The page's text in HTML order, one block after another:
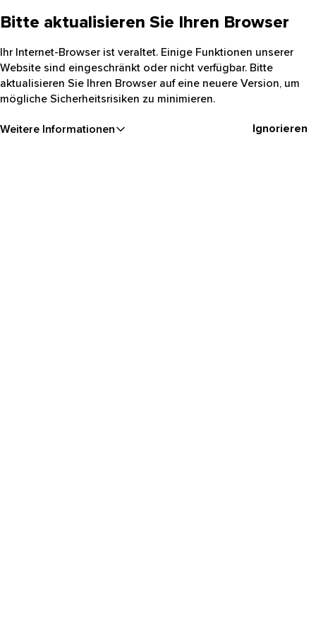
Bitte aktualisieren Sie Ihren Browser
Ihr Internet-Browser ist veraltet. Einige Funktionen unserer
Website sind eingeschränkt oder nicht verfügbar. Bitte
aktualisieren Sie Ihren Browser auf eine neuere Version, um
mögliche Sicherheitsrisiken zu minimieren.
Weitere Informationen Ignorieren